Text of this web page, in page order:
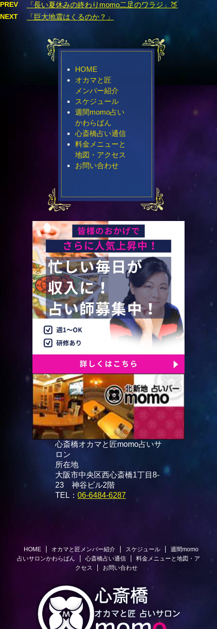
PREV 「長い夏休みの終わりmomo二足のワラジ」🍑
NEXT 「巨大地震はくるのか？」
HOME
オカマと匠
メンバー紹介
スケジュール
週間momo占い
かわらばん
心斎橋占い通信
料金メニューと
地図・アクセス
お問い合わせ
心斎橋オカマと匠momo占いサ
ロン
所在地
大阪市中央区西心斎橋1丁目8-
23 神谷ビル2階
TEL： 06-6484-6287
HOME オカマと匠メンバー紹介 スケジュール
週間momo
占いサロンかわらばん
心斎橋占い通信
料金メニューと地図・ア
クセス
お問い合わせ